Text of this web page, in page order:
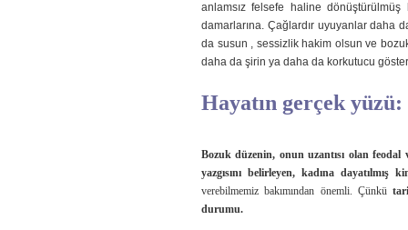
anlamsız felsefe haline
damarlarına. Çağlardır uyuyanlar daha
da susun , sessizlik hakim olsun ve
daha da şirin ya daha da korkutucu
Hayatın gerçek yüzü:
Bozuk düzenin, onun uzantısı olan feodal
yazgısını belirleyen, kadına dayatılmış
verebilmemiz bakımından önemli. Çünkü
durumu.